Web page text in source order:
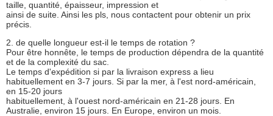
taille, quantité, épaisseur, impression et
ainsi de suite. Ainsi les pls, nous contactent pour obtenir un prix
précis.
2. de quelle longueur est-il le temps de rotation ?
Pour être honnête, le temps de production dépendra de la quantité
et de la complexité du sac.
Le temps d'expédition si par la livraison express a lieu
habituellement en 3-7 jours. Si par la mer, à l'est nord-américain,
en 15-20 jours
habituellement, à l'ouest nord-américain en 21-28 jours. En
Australie, environ 15 jours. En Europe, environ un mois.